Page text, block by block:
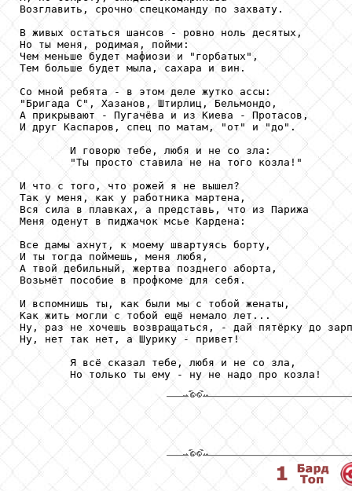
Возглавить, срочно спецкоманду по захвату.
В живых остаться шансов - ровно ноль десятых,
Но ты меня, родимая, пойми:
Чем меньше будет мафиози и "горбатых",
Тем больше будет мыла, сахара и вин.
Со мной ребята - в этом деле жутко ассы:
"Бригада С", Хазанов, Штирлиц, Бельмондо,
А прикрывают - Пугачёва и из Киева - Протасов,
И друг Каспаров, спец по матам, "от" и "до".
        И говорю тебе, любя и не со зла:
        "Ты просто ставила не на того козла!"
И что с того, что рожей я не вышел?
Так у меня, как у работника мартена,
Вся сила в плавках, а представь, что из Парижа
Меня оденут в пиджачок мсье Кардена:
Все дамы ахнут, к моему швартуясь борту,
И ты тогда поймешь, меня любя,
А твой дебильный, жертва позднего аборта,
Возьмёт пособие в профкоме для себя.
И вспомнишь ты, как были мы с тобой женаты,
Как жить могли с тобой ещё немало лет...
Ну, раз не хочешь возвращаться, - дай пятёрку до
Ну, нет так нет, а Шурику - привет!
        Я всё сказал тебе, любя и не со зла,
        Но только ты ему - ну не надо про козла!